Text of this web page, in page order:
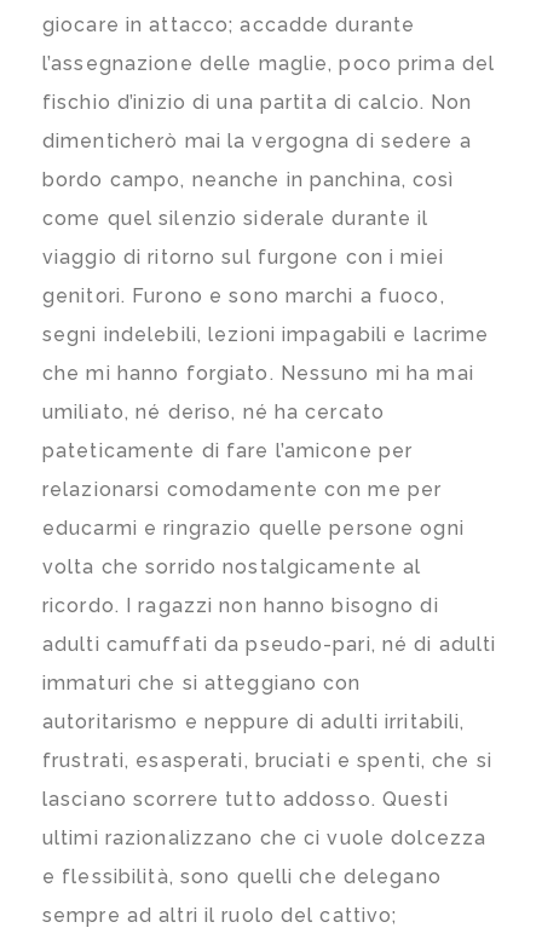
giocare in attacco; accadde durante
l’assegnazione delle maglie, poco prima del
fischio d’inizio di una partita di calcio. Non
dimenticherò mai la vergogna di sedere a
bordo campo, neanche in panchina, così
come quel silenzio siderale durante il
viaggio di ritorno sul furgone con i miei
genitori. Furono e sono marchi a fuoco,
segni indelebili, lezioni impagabili e lacrime
che mi hanno forgiato. Nessuno mi ha mai
umiliato, né deriso, né ha cercato
pateticamente di fare l’amicone per
relazionarsi comodamente con me per
educarmi e ringrazio quelle persone ogni
volta che sorrido nostalgicamente al
ricordo. I ragazzi non hanno bisogno di
adulti camuffati da pseudo-pari, né di adulti
immaturi che si atteggiano con
autoritarismo e neppure di adulti irritabili,
frustrati, esasperati, bruciati e spenti, che si
lasciano scorrere tutto addosso. Questi
ultimi razionalizzano che ci vuole dolcezza
e flessibilità, sono quelli che delegano
sempre ad altri il ruolo del cattivo;